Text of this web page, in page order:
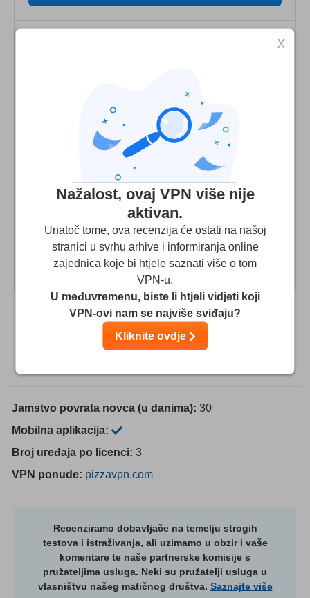
9.5
Vidi stranicu
Naša ocjena: 9.4
Vidi stranicu
Napomena urednika: Transparentnost i integritet su nam važni
kada navodimo najbolji izbor VPN-ova. Neki od proizvoda,
vodećih u industriji, s našeg popisa, uključujući Intego, Private
Internet Access, CyberGhost i ExpressVPN, u vlasništvu su
Kape Technologies, našeg matičnog društva. VPN-ovi koje
Jamstvo povrata novca (u danima): 30
Mobilna aplikacija:
Broj uređaja po licenci: 3
VPN ponude: pizzavpn.com
Recenziramo dobavljače na temelju strogih
testova i istraživanja, ali uzimamo u obzir i vaše
komentare te naše partnerske komisije s
pružateljima usluga. Neki su pružatelji usluga u
vlasništvu našeg matičnog društva. Saznajte više
X
Nažalost, ovaj VPN više nije
aktivan.
Unatoč tome, ova recenzija će ostati na našoj
stranici u svrhu arhive i informiranja online
zajednica koje bi htjele saznati više o tom
VPN-u.
U međuvremenu, biste li htjeli vidjeti koji
VPN-ovi nam se najviše sviđaju?
Kliknite ovdje